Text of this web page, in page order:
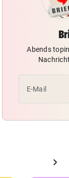
Abends
E-Mail
chevron_right